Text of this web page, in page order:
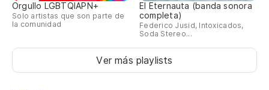
Orgullo LGBTQIAPN+
Solo artistas que son parte de
la comunidad
El Eternauta (banda sonora
completa)
Federico Jusid, Intoxicados,
Soda Stereo...
Ver más playlists